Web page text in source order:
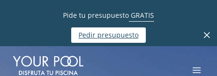
Pide tu presupuesto GRATIS
Pedir presupuesto